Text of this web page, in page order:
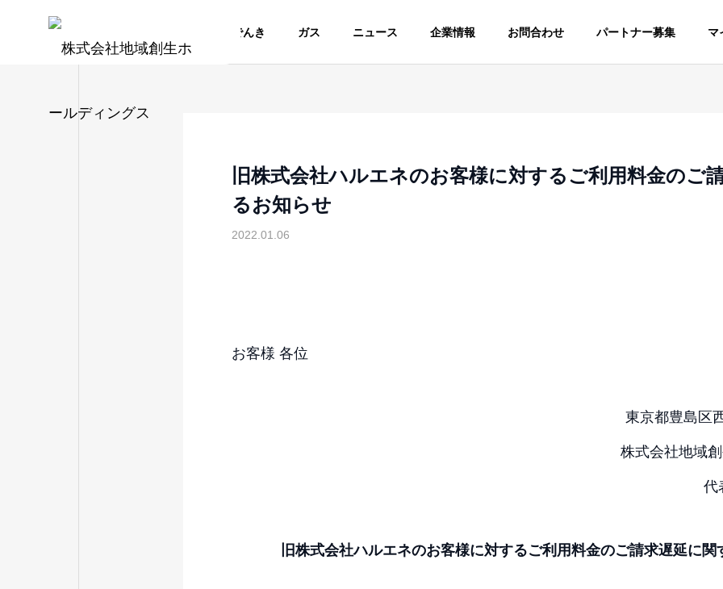
でんき ガス ニュース 企業情報 お問合わせ パートナー募集 マ
旧株式会社ハルエネのお客様に対するご利用料金のご
るお知らせ
2022.01.06
お客様 各位
東京都豊島区
株式会社地域
代
旧株式会社ハルエネのお客様に対するご利用料金のご請求遅延に関